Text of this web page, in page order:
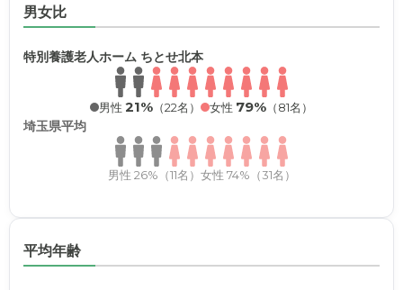
男女比
特別養護老人ホーム ちとせ北本
男性 21% （22名） 女性 79% （81名）
埼玉県平均
男性 26%（11名） 女性 74%（31名）
平均年齢